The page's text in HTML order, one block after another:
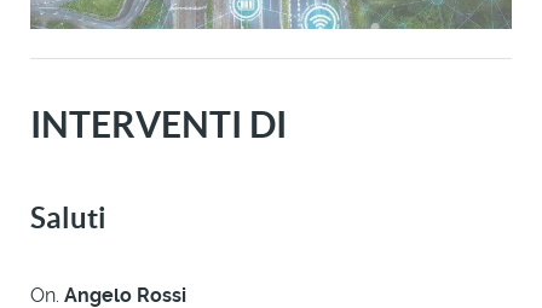
INTERVENTI DI
Saluti
On. Angelo Rossi